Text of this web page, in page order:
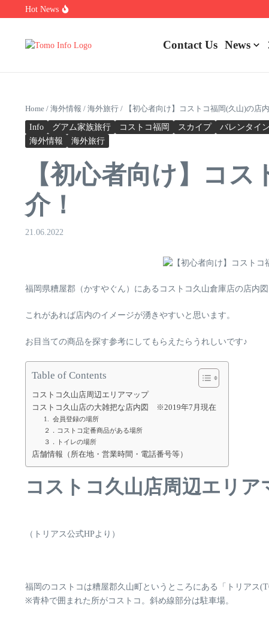
Skip to content
Hot News
Nakrutka Instagram Like: Why Free Offers Cost You More Later
Contact Us News
Home / 海外情報 / 海外旅行 / 【初心者向け】コストコ福岡(久山)の店
Info グアム家族旅行 コストコ福岡 スカイプ バレンタイ
海外情報
海外旅行
【初心者向け】コ
介！
21.06.2022
福岡県糟屋郡（かすやぐん）にあるコストコ久山倉庫店の店内
これがあれば店内のイメージが湧きやすいと思います。
お目当ての商品を探す参考にしてもらえたらうれしいです♪
Table of Contents
コストコ久山店周辺エリアマップ
コストコ久山店の大雑把な店内図 ※2019年7月現在
1. 会員登録の場所
２．コストコ定番商品がある場所
３．トイレの場所
店舗情報（所在地・営業時間・電話番号等）
コストコ久山店周辺エリア
（トリアス公式HPより）
福岡のコストコは糟屋郡久山町というところにある「トリアス
※青枠で囲まれた所がコストコ。斜め線部分は駐車場。